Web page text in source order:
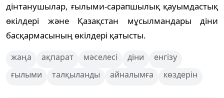
дінтанушылар, ғылыми-сарапшылық қауымдастық
өкілдері және Қазақстан мұсылмандары діни
басқармасының өкілдері қатысты.
жаңа ақпарат мәселесі діни
енгізу
ғылыми
талқыланды айналымға көздерін